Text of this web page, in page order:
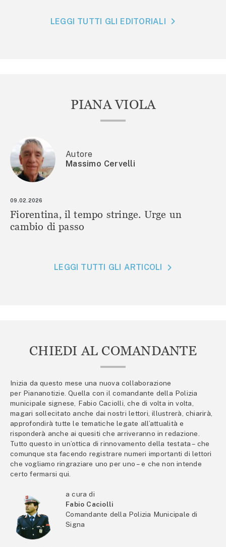
LEGGI TUTTI GLI EDITORIALI
PIANA VIOLA
Autore
Massimo Cervelli
09.02.2026
Fiorentina, il tempo stringe. Urge un
cambio di passo
LEGGI TUTTI GLI ARTICOLI
CHIEDI AL COMANDANTE
Inizia da questo mese una nuova collaborazione
per Piananotizie. Quella con il comandante della Polizia
municipale signese, Fabio Caciolli, che di volta in volta,
magari sollecitato anche dai nostri lettori, illustrerà, chiarirà,
approfondirà tutte le tematiche legate all’attualità e
risponderà anche ai quesiti che arriveranno in redazione.
Tutto questo in un’ottica di rinnovamento della testata – che
comunque sta facendo registrare numeri importanti di lettori
che vogliamo ringraziare uno per uno – e che non intende
certo fermarsi qui.
a cura di
Fabio Caciolli
Comandante della Polizia Municipale di
Signa